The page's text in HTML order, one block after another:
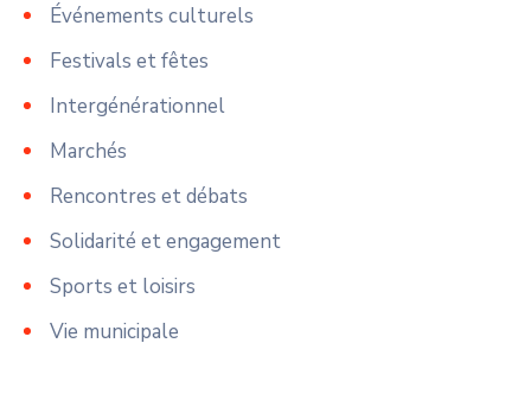
Événements culturels
Festivals et fêtes
Intergénérationnel
Marchés
Rencontres et débats
Solidarité et engagement
Sports et loisirs
Vie municipale